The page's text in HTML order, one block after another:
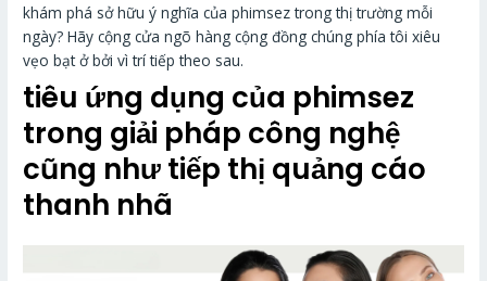
khám phá sở hữu ý nghĩa của phimsez trong thị trường mỗi
ngày? Hãy cộng cửa ngõ hàng cộng đồng chúng phía tôi xiêu
vẹo bạt ở bởi vì trí tiếp theo sau.
tiêu ứng dụng của phimsez
trong giải pháp công nghệ
cũng như tiếp thị quảng cáo
thanh nhã